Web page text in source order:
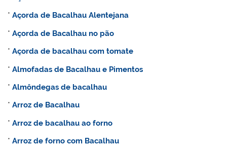
*Açorda de Bacalhau Alentejana
*Açorda de Bacalhau no pão
*Açorda de bacalhau com tomate
*Almofadas de Bacalhau e Pimentos
*Almôndegas de bacalhau
*Arroz de Bacalhau
*Arroz de bacalhau ao forno
*Arroz de forno com Bacalhau